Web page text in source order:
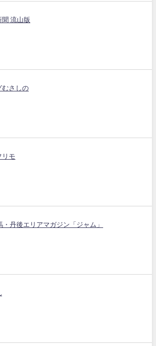
聞 流山版
むさしの
リモ
・丹後エリアマガジン「ジャム」